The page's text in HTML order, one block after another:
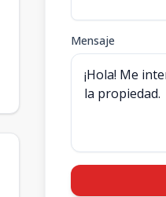
Mensaje